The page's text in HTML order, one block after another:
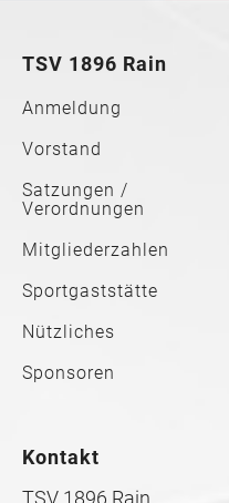
TSV 1896 Rain
Anmeldung
Vorstand
Satzungen /
Verordnungen
Mitgliederzahlen
Sportgaststätte
Nützliches
Sponsoren
Kontakt
TSV 1896 Rain